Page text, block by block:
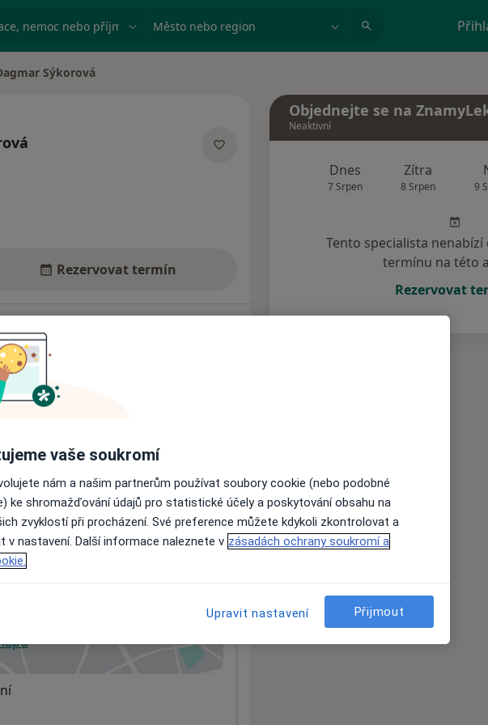
nemoc nebo příjmení Město nebo region
města Sýkorová
Rezervovat termín
nejsou k dispozici
informace o svých službách.
v nové záložce
Objednejte se na
Neaktivní
Dnes
7 Srpen
Zítra
8 Srpen 9
Tento specialista
termínu na této
Rezervovat
vaše soukromí
nám a našim partnerům používat soubory cookie (nebo podobné
ke shromažďování údajů pro statistické účely a poskytování obsahu na
zvyklostí při procházení. Své preference můžete kdykoli zkontrolovat a
v nastavení. Další informace naleznete v zásadách ochrany soukromí a
Upravit nastavení Přijmout